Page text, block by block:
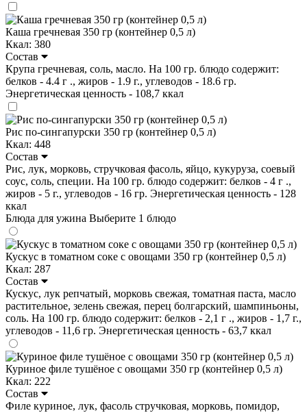
Каша гречневая 350 гр (контейнер 0,5 л)
Ккал: 380
Состав
Крупа гречневая, соль, масло. На 100 гр. блюдо содержит:
белков - 4.4 г ., жиров - 1.9 г., углеводов - 18.6 гр.
Энергетическая ценность - 108,7 ккал
Рис по-сингапурски 350 гр (контейнер 0,5 л)
Ккал: 448
Состав
Рис, лук, морковь, стручковая фасоль, яйцо, кукуруза, соевый
соус, соль, специи. На 100 гр. блюдо содержит: белков - 4 г .,
жиров - 5 г., углеводов - 16 гр. Энергетическая ценность - 128
ккал
Блюда для ужина Выберите 1 блюдо
Кускус в томатном соке с овощами 350 гр (контейнер 0,5 л)
Ккал: 287
Состав
Кускус, лук репчатый, морковь свежая, томатная паста, масло
растительное, зелень свежая, перец болгарский, шампиньоны,
соль. На 100 гр. блюдо содержит: белков - 2,1 г ., жиров - 1,7 г.,
углеводов - 11,6 гр. Энергетическая ценность - 63,7 ккал
Куриное филе тушёное с овощами 350 гр (контейнер 0,5 л)
Ккал: 222
Состав
Филе куриное, лук, фасоль стручковая, морковь, помидор,